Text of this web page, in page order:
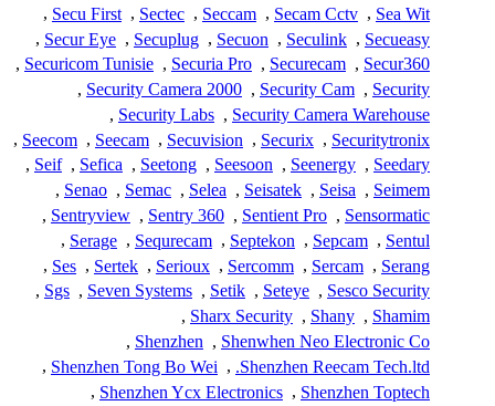
Sea Wit
,
Secam Cctv
,
Seccam
,
Sectec
,
Secu First
,
Secueasy
,
Seculink
,
Secuon
,
Secuplug
,
Secur Eye
,
Secur360
,
Securecam
,
Securia Pro
,
Securicom Tunisie
,
Security
,
Security Cam
,
Security Camera 2000
,
Security Camera Warehouse
,
Security Labs
,
Securitytronix
,
Securix
,
Secuvision
,
Seecam
,
Seecom
,
Seedary
,
Seenergy
,
Seesoon
,
Seetong
,
Sefica
,
Seif
,
Seimem
,
Seisa
,
Seisatek
,
Selea
,
Semac
,
Senao
,
Sensormatic
,
Sentient Pro
,
Sentry 360
,
Sentryview
,
Sentul
,
Sepcam
,
Septekon
,
Sequrecam
,
Serage
,
Serang
,
Sercam
,
Sercomm
,
Serioux
,
Sertek
,
Ses
,
Sesco Security
,
Seteye
,
Setik
,
Seven Systems
,
Sgs
,
Shamim
,
Shany
,
Sharx Security
,
Shenwhen Neo Electronic Co
,
Shenzhen
,
Shenzhen Reecam Tech.ltd.
,
Shenzhen Tong Bo Wei
,
Shenzhen Toptech
,
Shenzhen Ycx Electronics
,